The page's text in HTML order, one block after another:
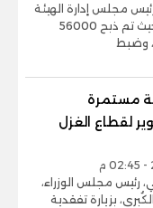
رئيس مجلس إدارة الهيئة
العامة للخدمات البيطرية. حيث تم ذبح 56000
وضبط
مستمرة
لقطاع الغزل
رئيس مجلس الوزراء،
بزيارة تفقدية